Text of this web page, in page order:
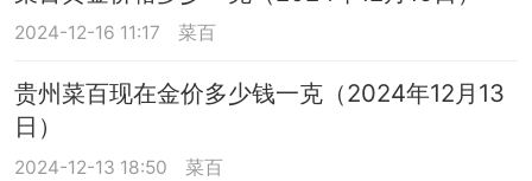
2024-12-16 11:17 菜百
贵州菜百现在金价多少钱一克（2024年12月13
日）
2024-12-13 18:50 菜百